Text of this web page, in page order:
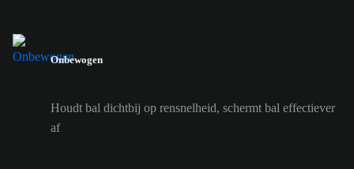
Onbewogen
Houdt bal dichtbij op rensnelheid, schermt bal effectiever
af